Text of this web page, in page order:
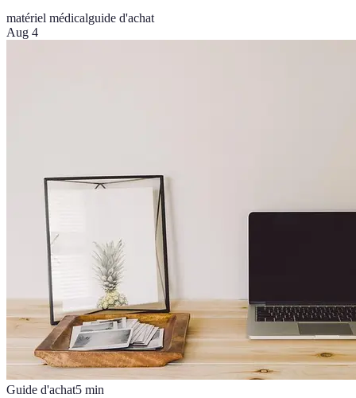
matériel médicalguide d'achat
Aug 4
Guide d'achat5 min